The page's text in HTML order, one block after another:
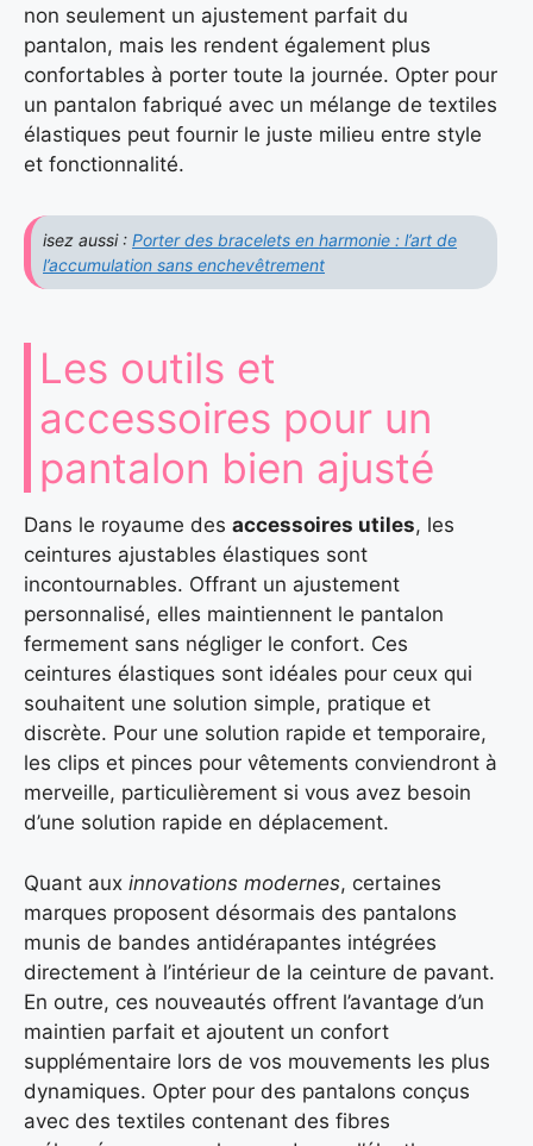
non seulement un ajustement parfait du
pantalon, mais les rendent également plus
confortables à porter toute la journée. Opter pour
un pantalon fabriqué avec un mélange de textiles
élastiques peut fournir le juste milieu entre style
et fonctionnalité.
isez aussi : Porter des bracelets en harmonie : l’art de
l’accumulation sans enchevêtrement
Les outils et
accessoires pour un
pantalon bien ajusté
Dans le royaume des accessoires utiles, les
ceintures ajustables élastiques sont
incontournables. Offrant un ajustement
personnalisé, elles maintiennent le pantalon
fermement sans négliger le confort. Ces
ceintures élastiques sont idéales pour ceux qui
souhaitent une solution simple, pratique et
discrète. Pour une solution rapide et temporaire,
les clips et pinces pour vêtements conviendront à
merveille, particulièrement si vous avez besoin
d’une solution rapide en déplacement.
Quant aux innovations modernes, certaines
marques proposent désormais des pantalons
munis de bandes antidérapantes intégrées
directement à l’intérieur de la ceinture de pavant.
En outre, ces nouveautés offrent l’avantage d’un
maintien parfait et ajoutent un confort
supplémentaire lors de vos mouvements les plus
dynamiques. Opter pour des pantalons conçus
avec des textiles contenant des fibres